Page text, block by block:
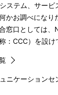
ステム、サー
かお調べになり
窓口としては、
：CCC）を設け
ニケーションセ